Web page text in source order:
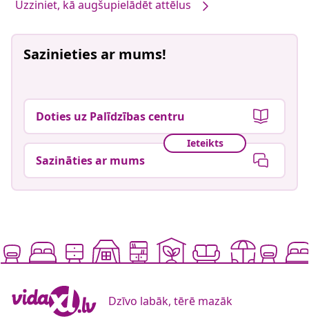
Uzziniet, kā augšupielādēt attēlus
Sazinieties ar mums!
Doties uz Palīdzības centru
Ieteikts
Sazināties ar mums
Dzīvo labāk, tērē mazāk